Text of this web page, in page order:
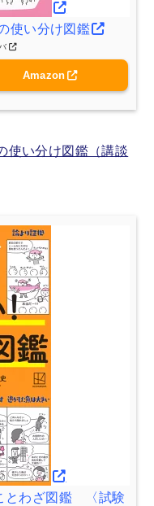
使い分け図鑑
Amazon
使い分け図鑑（講談
わざ図鑑 〈試験